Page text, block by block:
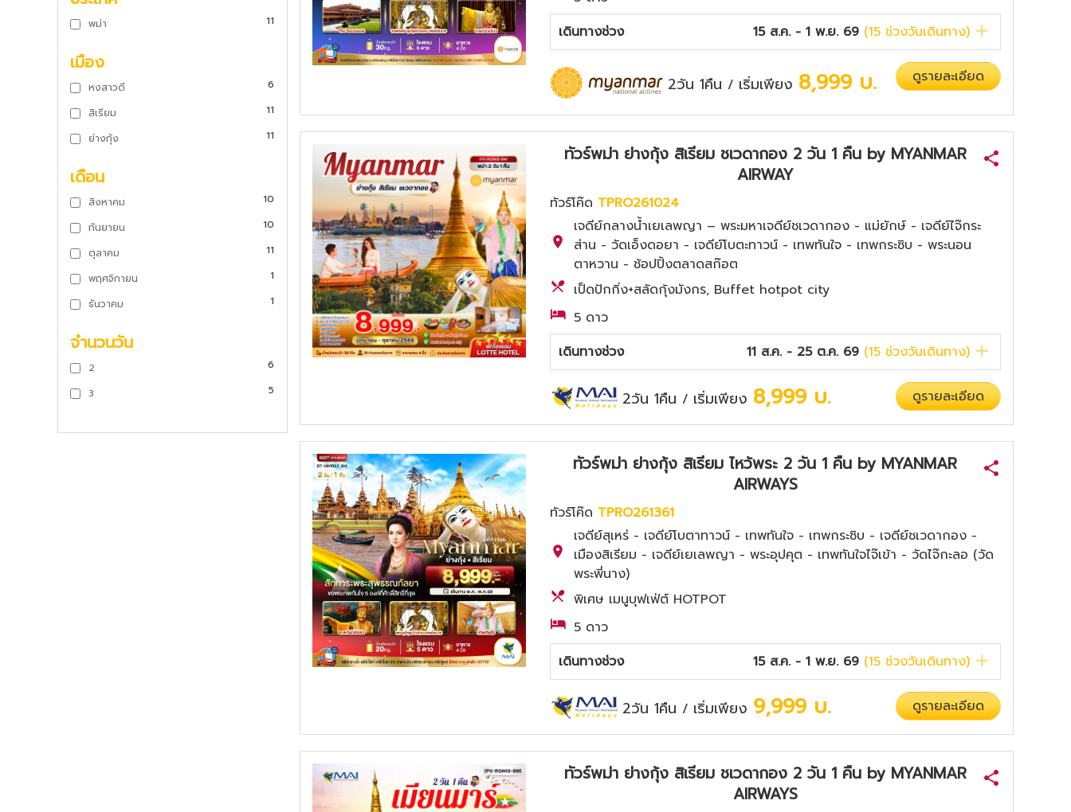
พม่า 11
เมือง
หงสาวดี
6
สิเรียม
11
ย่างกุ้ง
11
เดือน
สิงหาคม
10
กันยายน
10
ตุลาคม
11
พฤศจิกายน
1
ธันวาคม
1
จำนวนวัน
2
6
3
5
เดินทางช่วง
15 ส.ค. - 1 พ.ย. 69 (15ช่วงวันเดินทาง)
2วัน 1คืน / เริ่มเพียง 8,999 บ. ดูรายละเอียด
ทัวร์พม่า ย่างกุ้ง สิเรียม ชเวดากอง 2 วัน 1 คืน by MYANMAR
AIRWAY
ทัวร์โค๊ด TPRO261024
เจดีย์กลางน้ำเยเลพญา – พระมหาเจดีย์ชเวดากอง - แม่ยักษ์ - เจดีย์ไจ๊กระ
ส่าน - วัดเอ็งดอยา - เจดีย์โบตะทาวน์ - เทพทันใจ - เทพกระซิบ - พระนอน
ตาหวาน - ช้อปปิ้งตลาดสก๊อต
เป็ดปักกิ่ง+สลัดกุ้งมังกร, Buffet hotpot city
5 ดาว
เดินทางช่วง
11 ส.ค. - 25 ต.ค. 69 (15ช่วงวันเดินทาง)
2วัน 1คืน / เริ่มเพียง 8,999 บ. ดูรายละเอียด
ทัวร์พม่า ย่างกุ้ง สิเรียม ไหว้พระ 2 วัน 1 คืน by MYANMAR
AIRWAYS
ทัวร์โค๊ด TPRO261361
เจดีย์สุเหร่ - เจดีย์โบตาทาวน์ - เทพทันใจ - เทพกระซิบ - เจดีย์ชเวดากอง -
เมืองสิเรียม - เจดีย์เยเลพญา - พระอุปคุต - เทพทันใจไจ๊เข้า - วัดไจ๊กะลอ (วัด
พระพี่นาง)
พิเศษ เมนูบุฟเฟ่ต์ HOTPOT
5 ดาว
เดินทางช่วง
15 ส.ค. - 1 พ.ย. 69 (15ช่วงวันเดินทาง)
2วัน 1คืน / เริ่มเพียง 9,999 บ. ดูรายละเอียด
ทัวร์พม่า ย่างกุ้ง สิเรียม ชเวดากอง 2 วัน 1 คืน by MYANMAR
AIRWAYS